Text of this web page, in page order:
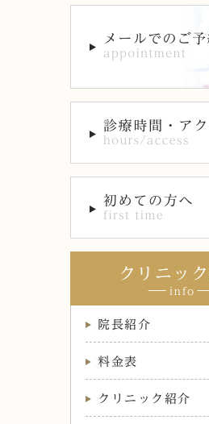
クリニッ
院長紹介
料金表
クリニック紹介